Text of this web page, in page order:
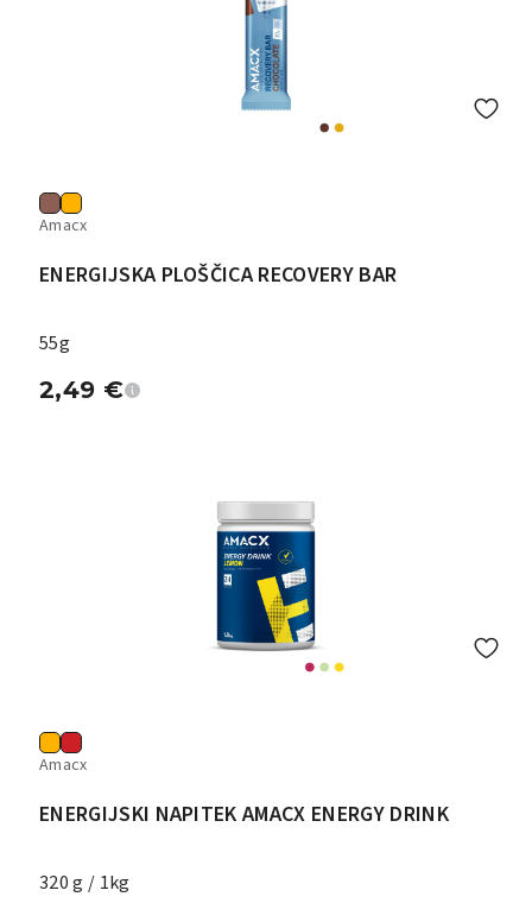
Amacx
ENERGIJSKA PLOŠČICA RECOVERY BAR
55g
2,49 €
Amacx
ENERGIJSKI NAPITEK AMACX ENERGY DRINK
320 g / 1kg